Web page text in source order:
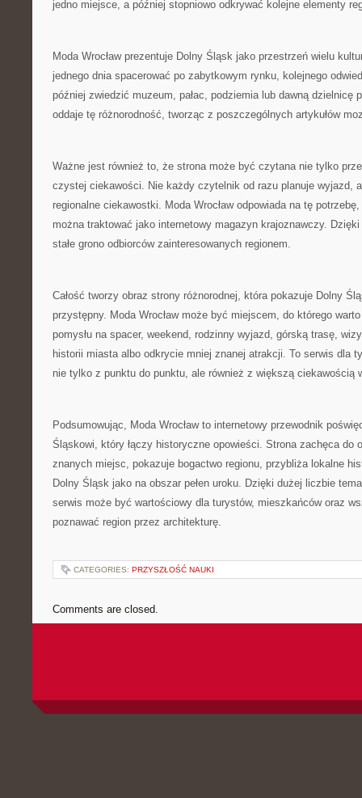
jedno miejsce, a później stopniowo odkrywać kolejne elementy
Moda Wrocław prezentuje Dolny Śląsk jako przestrzeń wielu
jednego dnia spacerować po zabytkowym rynku, kolejnego
później zwiedzić muzeum, pałac, podziemia lub dawną dzielnicę
oddaje tę różnorodność, tworząc z poszczególnych artykułów
Ważne jest również to, że strona może być czytana nie tylko
czystej ciekawości. Nie każdy czytelnik od razu planuje wyjazd,
regionalne ciekawostki. Moda Wrocław odpowiada na tę
można traktować jako internetowy magazyn krajoznawczy.
stałe grono odbiorców zainteresowanych regionem.
Całość tworzy obraz strony różnorodnej, która pokazuje Dolny
przystępny. Moda Wrocław może być miejscem, do którego
pomysłu na spacer, weekend, rodzinny wyjazd, górską trasę,
historii miasta albo odkrycie mniej znanej atrakcji. To serwis dla
nie tylko z punktu do punktu, ale również z większą ciekawością
Podsumowując, Moda Wrocław to internetowy przewodnik
Śląskowi, który łączy historyczne opowieści. Strona zachęca do
znanych miejsc, pokazuje bogactwo regionu, przybliża lokalne
Dolny Śląsk jako na obszar pełen uroku. Dzięki dużej liczbie
serwis może być wartościowy dla turystów, mieszkańców oraz
poznawać region przez architekturę.
CATEGORIES: PRZYSZŁOŚĆ NAUKI
Comments are closed.